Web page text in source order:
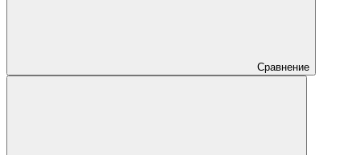
Сравнение